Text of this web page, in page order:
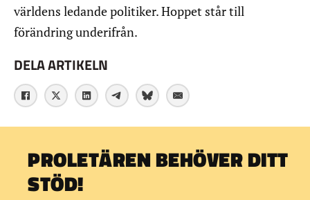
världens ledande politiker. Hoppet står till
förändring underifrån.
DELA ARTIKELN
PROLETÄREN BEHÖVER DITT
STÖD!